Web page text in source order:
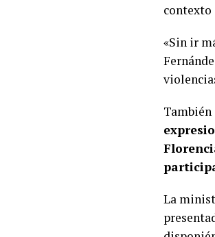
contexto
«Sin ir
También
La